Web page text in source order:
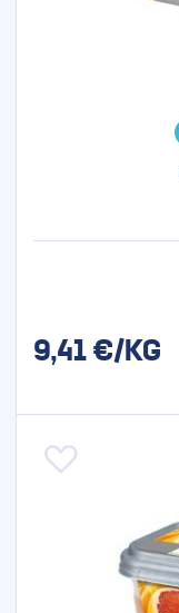
9,41 €/KG